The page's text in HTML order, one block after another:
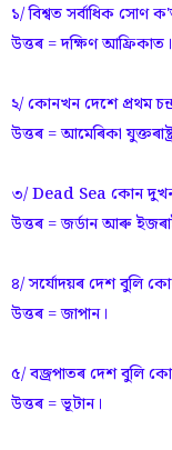
১/ বিশ্বত সৰ্বাধিক সোণ
উত্তৰ = দক্ষিণ আফ্ৰিকাত।
২/ কোনখন দেশে প্ৰথম
উত্তৰ = আমেৰিকা
৩/ Dead Sea কোন
উত্তৰ = জৰ্ডান আৰু
৪/ সৰ্যোদয়ৰ দেশ বুলি
উত্তৰ = জাপান।
৫/ বজ্ৰপাতৰ দেশ বুলি
উত্তৰ = ভূটান।